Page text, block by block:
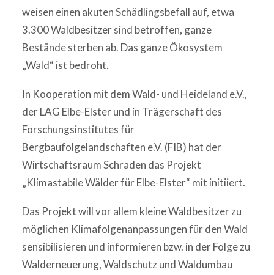
weisen einen akuten Schädlingsbefall auf, etwa
3.300 Waldbesitzer sind betroffen, ganze
Bestände sterben ab. Das ganze Ökosystem
„Wald“ ist bedroht.
In Kooperation mit dem Wald- und Heideland e.V.,
der LAG Elbe-Elster und in Trägerschaft des
Forschungsinstitutes für
Bergbaufolgelandschaften e.V. (FIB) hat der
Wirtschaftsraum Schraden das Projekt
„Klimastabile Wälder für Elbe-Elster“ mit initiiert.
Das Projekt will vor allem kleine Waldbesitzer zu
möglichen Klimafolgenanpassungen für den Wald
sensibilisieren und informieren bzw. in der Folge zu
Walderneuerung, Waldschutz und Waldumbau